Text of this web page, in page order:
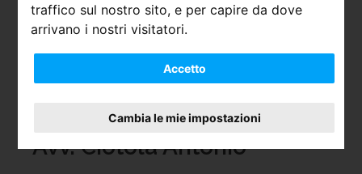
traffico sul nostro sito, e per capire da dove
arrivano i nostri visitatori.
Accetto
Cambia le mie impostazioni
Avv. Ciotola Antonio